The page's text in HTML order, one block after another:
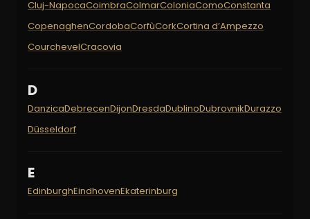
Cluj-NapocaCoimbraColmarColoniaComoConstanta
CopenaghenCordobaCorfùCorkCortina d’Ampezzo
CourchevelCracovia
D
DanzicaDebrecenDijonDresdaDublinoDubrovnikDurazzo
Düsseldorf
E
EdinburghEindhovenEkaterinburg